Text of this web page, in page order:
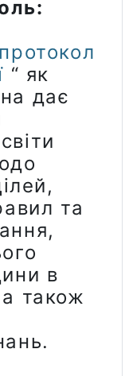
“ як
дає
та
в
також